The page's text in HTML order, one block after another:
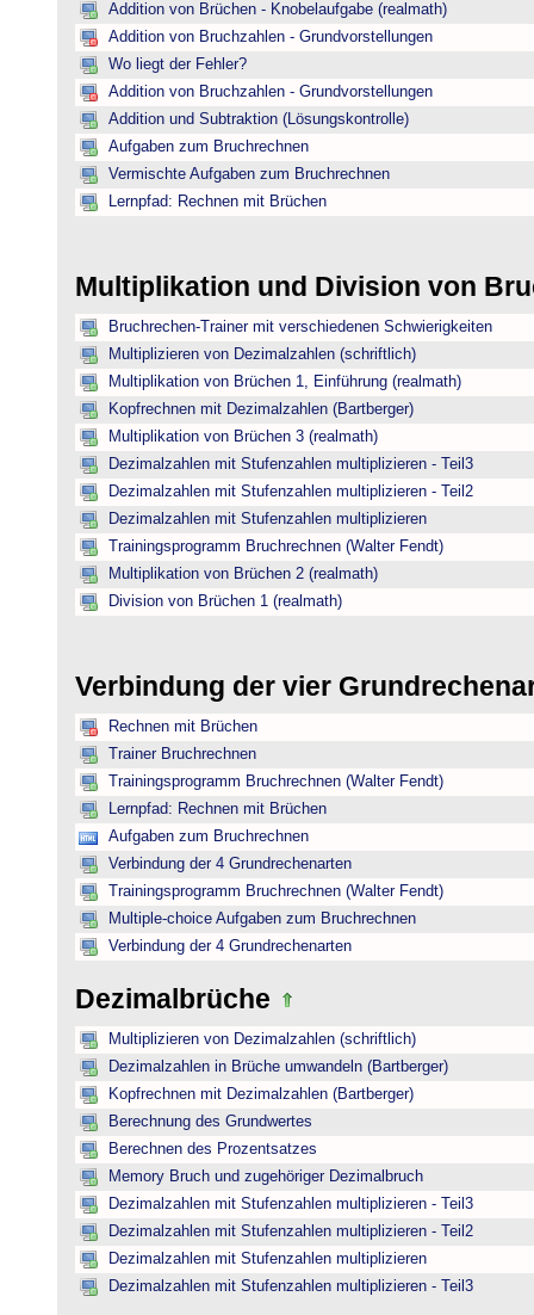
Addition von Brüchen - Knobelaufgabe (realmath)
Addition von Bruchzahlen - Grundvorstellungen
Wo liegt der Fehler?
Addition von Bruchzahlen - Grundvorstellungen
Addition und Subtraktion (Lösungskontrolle)
Aufgaben zum Bruchrechnen
Vermischte Aufgaben zum Bruchrechnen
Lernpfad: Rechnen mit Brüchen
Multiplikation und Division von
Bruchrechen-Trainer mit verschiedenen Schwierigkeiten
Multiplizieren von Dezimalzahlen (schriftlich)
Multiplikation von Brüchen 1, Einführung (realmath)
Kopfrechnen mit Dezimalzahlen (Bartberger)
Multiplikation von Brüchen 3 (realmath)
Dezimalzahlen mit Stufenzahlen multiplizieren - Teil3
Dezimalzahlen mit Stufenzahlen multiplizieren - Teil2
Dezimalzahlen mit Stufenzahlen multiplizieren
Trainingsprogramm Bruchrechnen (Walter Fendt)
Multiplikation von Brüchen 2 (realmath)
Division von Brüchen 1 (realmath)
Verbindung der vier
Rechnen mit Brüchen
Trainer Bruchrechnen
Trainingsprogramm Bruchrechnen (Walter Fendt)
Lernpfad: Rechnen mit Brüchen
Aufgaben zum Bruchrechnen
Verbindung der 4 Grundrechenarten
Trainingsprogramm Bruchrechnen (Walter Fendt)
Multiple-choice Aufgaben zum Bruchrechnen
Verbindung der 4 Grundrechenarten
Dezimalbrüche
Multiplizieren von Dezimalzahlen (schriftlich)
Dezimalzahlen in Brüche umwandeln (Bartberger)
Kopfrechnen mit Dezimalzahlen (Bartberger)
Berechnung des Grundwertes
Berechnen des Prozentsatzes
Memory Bruch und zugehöriger Dezimalbruch
Dezimalzahlen mit Stufenzahlen multiplizieren - Teil3
Dezimalzahlen mit Stufenzahlen multiplizieren - Teil2
Dezimalzahlen mit Stufenzahlen multiplizieren
Dezimalzahlen mit Stufenzahlen multiplizieren - Teil3